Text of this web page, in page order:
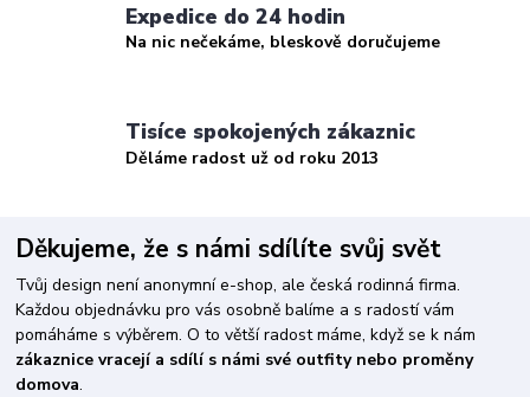
Expedice do 24 hodin
Na nic nečekáme, bleskově doručujeme
Tisíce spokojených zákaznic
Děláme radost už od roku 2013
Děkujeme, že s námi sdílíte svůj svět
Tvůj design není anonymní e-shop, ale česká rodinná firma.
Každou objednávku pro vás osobně balíme a s radostí vám
pomáháme s výběrem. O to větší radost máme, když se k nám
zákaznice vracejí a sdílí s námi své outfity nebo proměny
domova.